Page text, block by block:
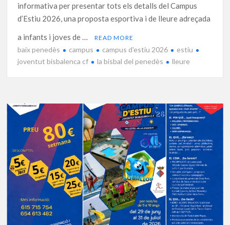
informativa per presentar tots els detalls del Campus
d’Estiu 2026, una proposta esportiva i de lleure adreçada
a infants i joves de …
READ MORE
baix penedès campus campus d'estiu 2026
estiu
joventut bisbalenca cf
la bisbal del penedès lleure